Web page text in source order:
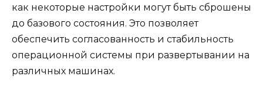
как некоторые настройки могут быть сброшены
до базового состояния. Это позволяет
обеспечить согласованность и стабильность
операционной системы при развертывании на
различных машинах.